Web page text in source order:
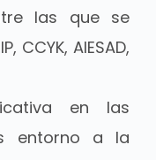
las que se
CCYK, AIESAD,
en las
entorno a la